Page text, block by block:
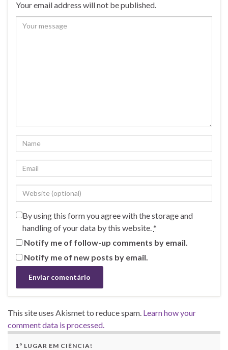
Your email address will not be published.
By using this form you agree with the storage and
handling of your data by this website.*
Notify me of follow-up comments by email.
Notify me of new posts by email.
This site uses Akismet to reduce spam. Learn how your
comment data is processed.
1º LUGAR EM CIÊNCIA!